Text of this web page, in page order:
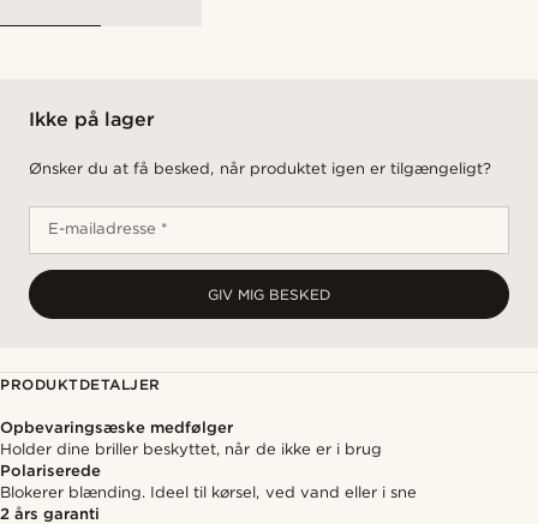
Ikke på lager
Ønsker du at få besked, når produktet igen er tilgængeligt?
E-mailadresse *
GIV MIG BESKED
PRODUKTDETALJER
Opbevaringsæske medfølger
Holder dine briller beskyttet, når de ikke er i brug
Polariserede
Blokerer blænding. Ideel til kørsel, ved vand eller i sne
2 års garanti